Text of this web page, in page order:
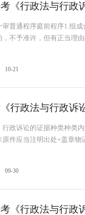
《行政法与行政
审普通程序庭前程序1.组
，不予准许，但有正当理
10-21
行政法与行政诉
行政诉讼的证据种类种类
原件应当注明出处+盖章
09-30
《行政法与行政